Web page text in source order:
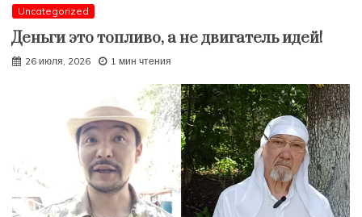
Uncategorized
Деньги это топливо, а не двигатель идей!
26 июля, 2026 1 мин чтения